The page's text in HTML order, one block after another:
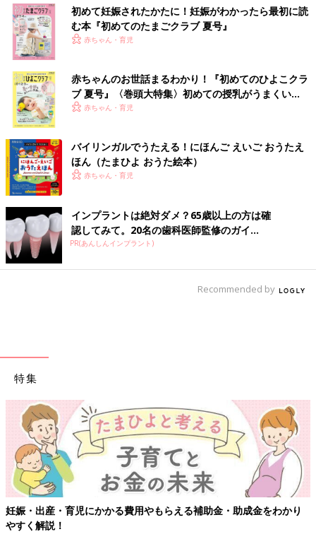
初めて妊娠されたかたに！妊娠がわかったら最初に読
む本『初めてのたまごクラブ 夏号』
赤ちゃん・育児
赤ちゃんのお世話まるわかり！『初めてのひよこクラ
ブ 夏号』〈巻頭大特集〉初めての授乳がうまくい
く！ おっぱい・ミルクの基本と夏のトラブル 解決テ
赤ちゃん・育児
バイリンガルでうたえる！にほんご えいご おうたえ
ほん（たまひよ おうた絵本）
赤ちゃん・育児
インプラントは絶対ダメ？65歳以上の方は確
認してみて。20名の歯科医師監修のガイ...
PR(あんしんインプラント)
Recommended by
特集
妊娠・出産・育児にかかる費用やもらえる補助金・助成金をわかり
やすく解説！